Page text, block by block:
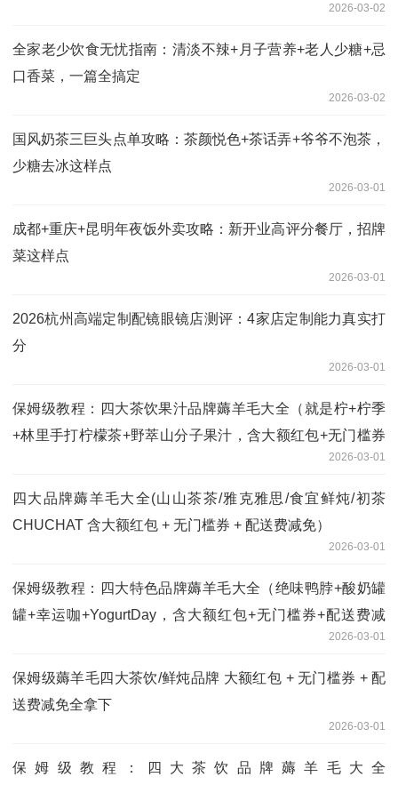
2026-03-02
全家老少饮食无忧指南：清淡不辣+月子营养+老人少糖+忌
口香菜，一篇全搞定
2026-03-02
国风奶茶三巨头点单攻略：茶颜悦色+茶话弄+爷爷不泡茶，
少糖去冰这样点
2026-03-01
成都+重庆+昆明年夜饭外卖攻略：新开业高评分餐厅，招牌
菜这样点
2026-03-01
2026杭州高端定制配镜眼镜店测评：4家店定制能力真实打
分
2026-03-01
保姆级教程：四大茶饮果汁品牌薅羊毛大全（就是柠+柠季
+林里手打柠檬茶+野萃山分子果汁，含大额红包+无门槛券
2026-03-01
四大品牌薅羊毛大全(山山茶茶/雅克雅思/食宜鲜炖/初茶
CHUCHAT 含大额红包 + 无门槛券 + 配送费减免）
2026-03-01
保姆级教程：四大特色品牌薅羊毛大全（绝味鸭脖+酸奶罐
罐+幸运咖+YogurtDay，含大额红包+无门槛券+配送费减
2026-03-01
保姆级薅羊毛四大茶饮/鲜炖品牌 大额红包 + 无门槛券 + 配
送费减免全拿下
2026-03-01
保姆级教程：四大茶饮品牌薅羊毛大全